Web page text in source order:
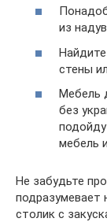
из
стены
Мебель
без
мебель
Не забудьте
подразумевает
столик с